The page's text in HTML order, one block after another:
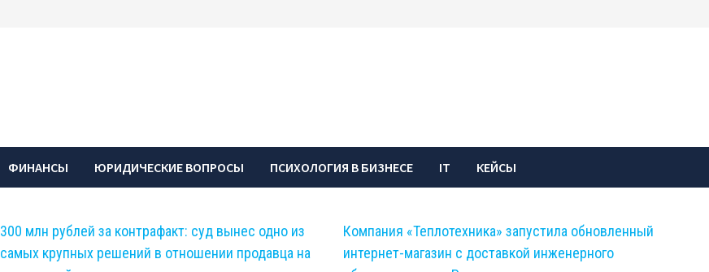
ФИНАНСЫ ЮРИДИЧЕСКИЕ ВОПРОСЫ ПСИХОЛОГИЯ В БИЗНЕСЕ IT КЕЙСЫ
300 млн рублей за контрафакт: суд вынес одно из
самых крупных решений в отношении продавца на
Компания «Теплотехника» запустила обновленный
интернет-магазин с доставкой инженерного